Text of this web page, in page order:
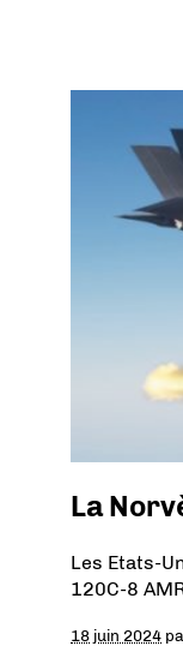
La
Les Etats-
120C-8
18 juin 2024